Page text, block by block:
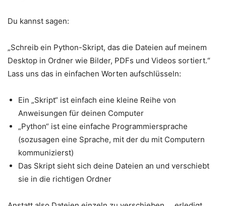
Du kannst sagen:
„Schreib ein Python-Skript, das die Dateien auf meinem
Desktop in Ordner wie Bilder, PDFs und Videos sortiert.“
Lass uns das in einfachen Worten aufschlüsseln:
Ein „Skript“ ist einfach eine kleine Reihe von
Anweisungen für deinen Computer
„Python“ ist eine einfache Programmiersprache
(sozusagen eine Sprache, mit der du mit Computern
kommunizierst)
Das Skript sieht sich deine Dateien an und verschiebt
sie in die richtigen Ordner